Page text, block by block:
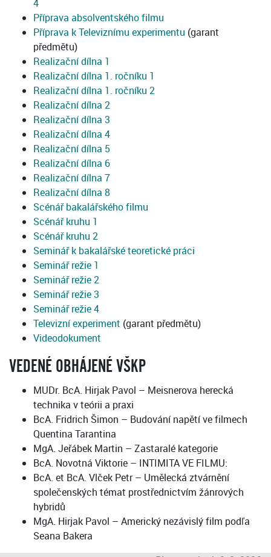
4
Příprava absolventského filmu
Příprava k Televiznímu experimentu (garant
předmětu)
Realizační dílna 1
Realizační dílna 1. ročníku 1
Realizační dílna 1. ročníku 2
Realizační dílna 2
Realizační dílna 3
Realizační dílna 4
Realizační dílna 5
Realizační dílna 6
Realizační dílna 7
Realizační dílna 8
Scénář bakalářského filmu
Scénář kruhu 1
Scénář kruhu 2
Seminář k bakalářské teoretické práci
Seminář režie 1
Seminář režie 2
Seminář režie 3
Seminář režie 4
Televizní experiment (garant předmětu)
Videodokument
VEDENÉ OBHÁJENÉ VŠKP
MUDr. BcA. Hirjak Pavol – Meisnerova herecká
technika v teórii a praxi
BcA. Fridrich Šimon – Budování napětí ve filmech
Quentina Tarantina
MgA. Jeřábek Martin – Zastaralé kategorie
BcA. Novotná Viktorie – INTIMITA VE FILMU:
BcA. et BcA. Vlček Petr – Umělecká ztvárnění
společenských témat prostřednictvím žánrových
hybridů
MgA. Hirjak Pavol – Americký nezávislý film podľa
Seana Bakera